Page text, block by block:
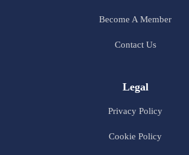
Become A Member
Contact Us
Legal
Privacy Policy
Cookie Policy